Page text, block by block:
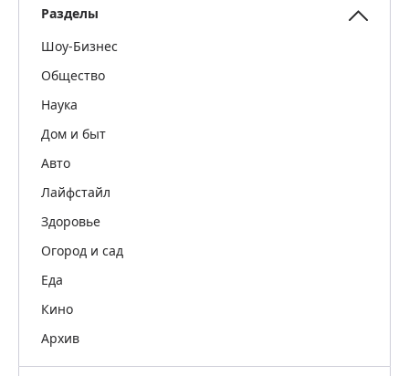
Разделы
Шоу-Бизнес
Общество
Наука
Дом и быт
Авто
Лайфстайл
Здоровье
Огород и сад
Еда
Кино
Архив